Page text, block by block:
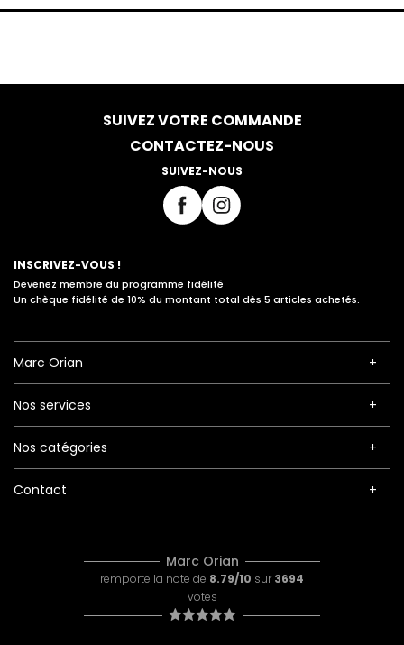
SUIVEZ VOTRE COMMANDE
CONTACTEZ-NOUS
SUIVEZ-NOUS
INSCRIVEZ-VOUS !
Devenez membre du programme fidélité
Un chèque fidélité de 10% du montant total dès 5 articles achetés.
Marc Orian
Nos services
Nos catégories
Contact
Marc Orian
remporte la note de 8.79/10 sur 3694
votes